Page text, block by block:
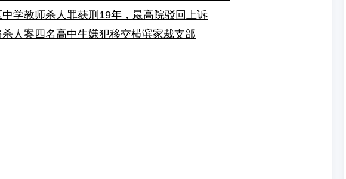
中学教师杀人罪获刑19年，最高院驳回上诉
杀人案四名高中生嫌犯移交横滨家裁支部